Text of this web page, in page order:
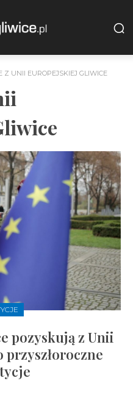
Z UNII EUROPEJSKIEJ GLIWICE
pozyskują z Unii